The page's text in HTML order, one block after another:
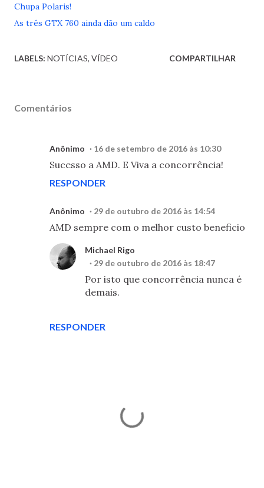
Chupa Polaris!
As três GTX 760 ainda dão um caldo
LABELS: NOTÍCIAS VÍDEO COMPARTILHAR
Comentários
Anônimo 16 de setembro de 2016 às 10:30
Sucesso a AMD. E Viva a concorrência!
RESPONDER
Anônimo 29 de outubro de 2016 às 14:54
AMD sempre com o melhor custo beneficio
RESPONDER
Michael Rigo
29 de outubro de 2016 às 18:47
Por isto que concorrência nunca é
demais.